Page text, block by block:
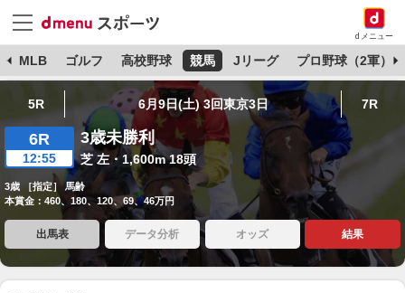
dメニュー
MLB ゴルフ 高校野球 競馬 Jリーグ プロ野球（2軍）
5R 6月9日(土) 3回東京3日 7R
6R
12:55
3歳未勝利
芝 左・1,600m 18頭
3歳 ［指定］ 馬齢
本賞金：460、180、120、69、46万円
出馬表 データ分析 オッズ 結果